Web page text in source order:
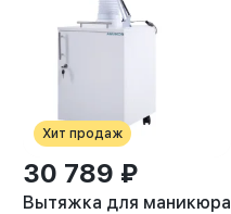
Хит продаж
30 789 ₽
Вытяжка для маникюра